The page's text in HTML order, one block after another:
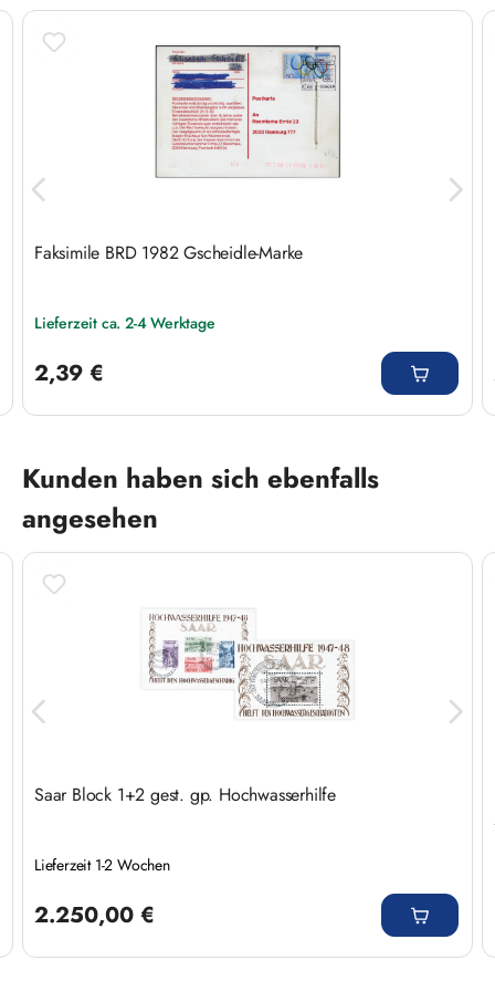
Faksimile BRD 1982 Gscheidle-Marke
Lieferzeit ca. 2-4 Werktage
2,39 €
Produktgalerie überspringen
Kunden haben sich ebenfalls
angesehen
Saar Block 1+2 gest. gp. Hochwasserhilfe
Lieferzeit 1-2 Wochen
2.250,00 €